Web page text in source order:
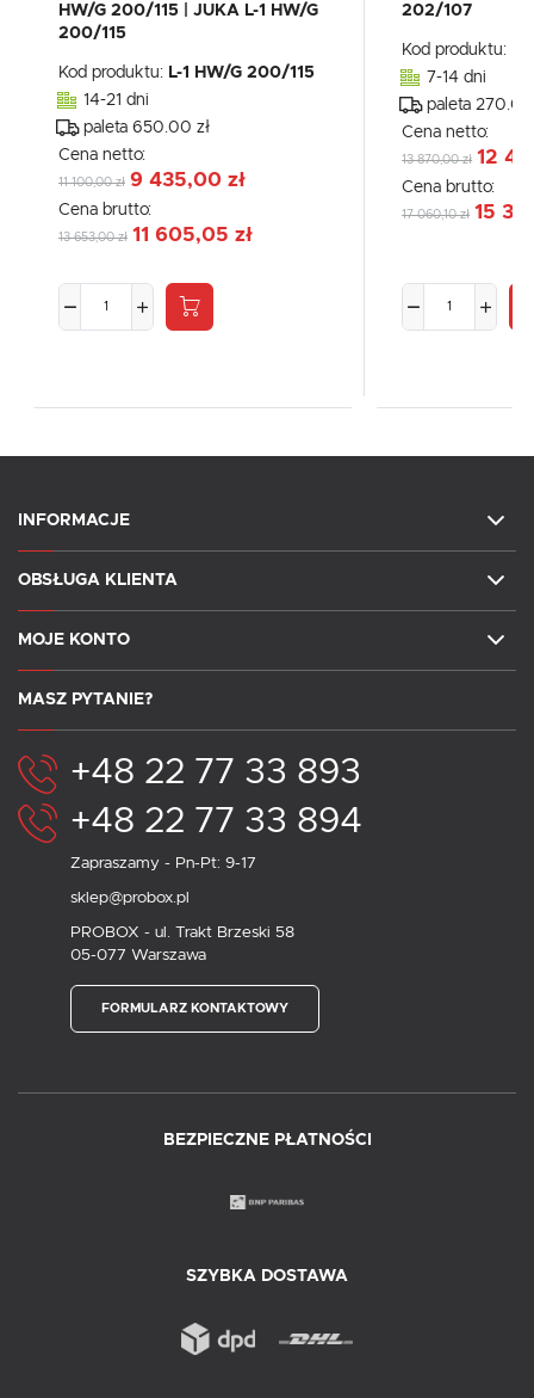
HW/G 200/115 | JUKA L-1 HW/G
200/115
Kod produktu: L-1 HW/G 200/115
14-21 dni
paleta 650.00 zł
Cena netto:
11 100,00 zł 9 435,00 zł
Cena brutto:
13 653,00 zł 11 605,05 zł
202/107
Kod produktu:
7-14 dni
paleta 270.00
Cena netto:
13 870,00 zł 12
Cena brutto:
17 060,10 zł 15
INFORMACJE
OBSŁUGA KLIENTA
MOJE KONTO
MASZ PYTANIE?
+48 22 77 33 893
+48 22 77 33 894
Zapraszamy - Pn-Pt: 9-17
sklep@probox.pl
PROBOX - ul. Trakt Brzeski 58
05-077 Warszawa
FORMULARZ KONTAKTOWY
BEZPIECZNE PŁATNOŚCI
SZYBKA DOSTAWA